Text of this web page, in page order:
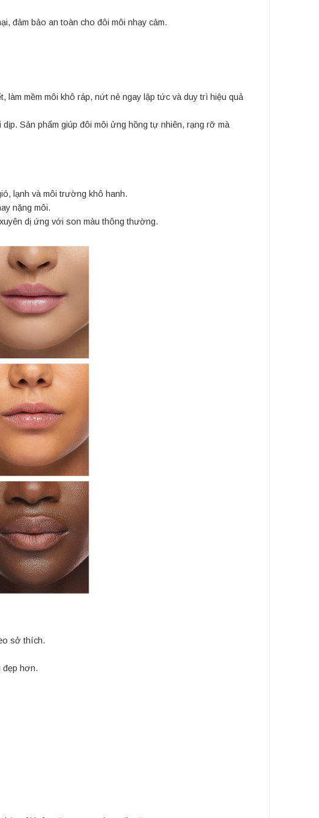
đảm bảo an toàn cho đôi môi nhạy cảm.
làm mềm môi khô ráp, nứt nẻ ngay lập tức và duy trì hiệu quả
Sản phẩm giúp đôi môi ửng hồng tự nhiên, rạng rỡ mà
lạnh và môi trường khô hanh.
nặng môi.
dị ứng với son màu thông thường.
sở thích.
đẹp hơn.